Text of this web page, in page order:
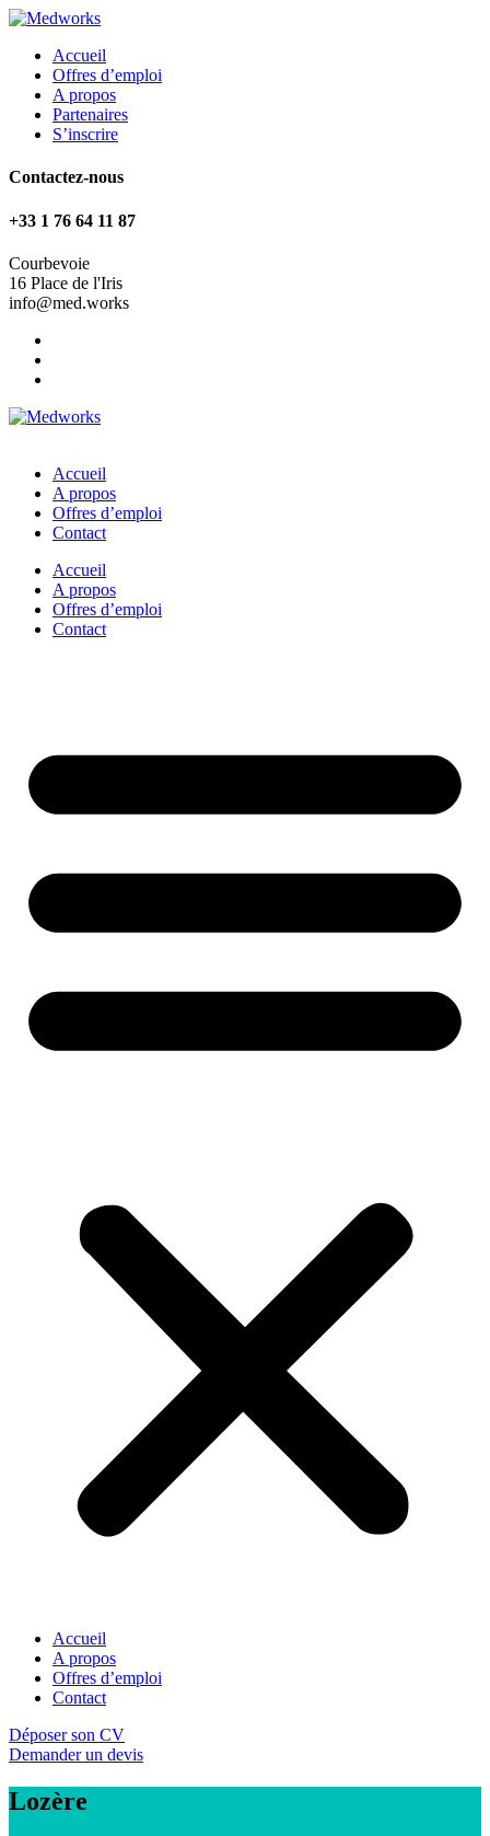
Accueil
Offres d’emploi
A propos
Partenaires
S’inscrire
Contactez-nous
+33 1 76 64 11 87
Courbevoie
16 Place de l'Iris
info@med.works
Accueil
A propos
Offres d’emploi
Contact
Accueil
A propos
Offres d’emploi
Contact
Accueil
A propos
Offres d’emploi
Contact
Déposer son CV
Demander un devis
Lozère